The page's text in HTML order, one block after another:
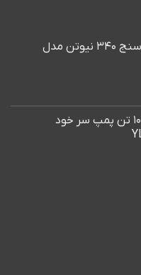
ترکمتر دیجیتال زاویه سنج 340 نیوتن مدل
فولی کش هیدرولیک 10 تن پمپ سر خود